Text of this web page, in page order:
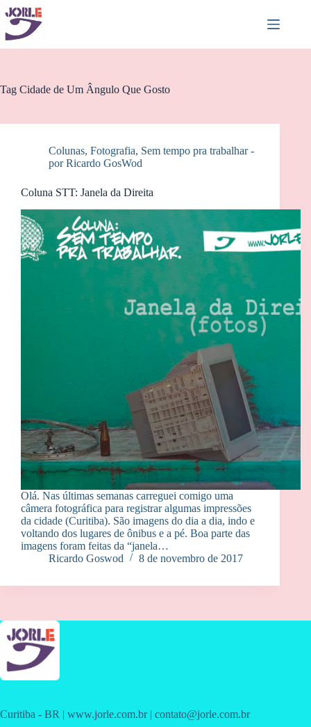
Pular
para
conteúdo
Tag Cidade de Um Ângulo Que Gosto
Colunas, Fotografia, Sem tempo pra trabalhar -
por Ricardo GosWod
Coluna STT: Janela da Direita
Olá. Nas últimas semanas carreguei comigo uma
câmera fotográfica para registrar algumas impressões
da cidade (Curitiba). São imagens do dia a dia, indo e
voltando dos lugares de ônibus e a pé. Boa parte das
imagens foram feitas da “janela…
Ricardo Goswod
8 de novembro de 2017
Curitiba - BR | www.jorle.com.br | contato@jorle.com.br